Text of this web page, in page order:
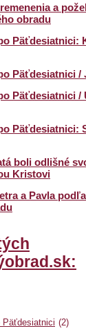
a
obradu
Päťdesiatnici:
Päťdesiatnici /
Päťdesiatnici /
Päťdesiatnici:
boli odlišné
Kristovi
a Pavla
Päťdesiatnici (2)